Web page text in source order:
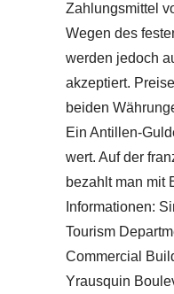
Zahlungsmittel
Wegen des
werden jedoch
akzeptiert.
beiden
Ein Antillen-
wert. Auf der
bezahlt man mit
Informationen:
Tourism
Commercial
Yrausquin